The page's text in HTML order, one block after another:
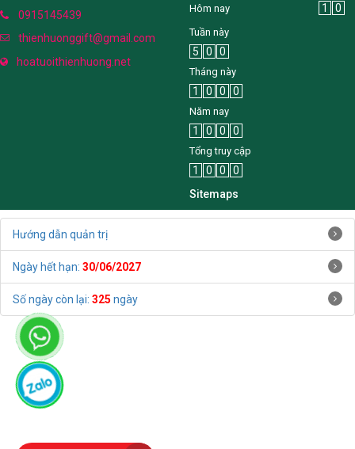
0915145439
thienhuonggift@gmail.com
hoatuoithienhuong.net
Hôm nay 1 0
Tuần này
5 0 0
Tháng này
1 0 0 0
Năm nay
1 0 0 0
Tổng truy cập
1 0 0
0
Sitemaps
Hướng dẫn quản trị
Ngày hết hạn: 30/06/2027
Số ngày còn lại: 325 ngày